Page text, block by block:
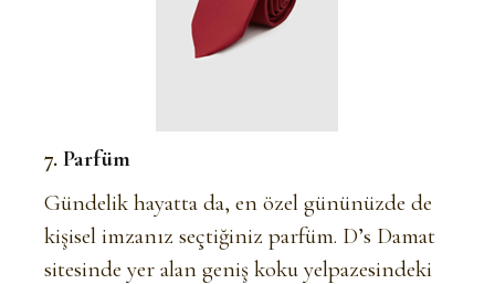
7.Parfüm
Gündelik hayatta da, en özel gününüzde de
kişisel imzanız seçtiğiniz parfüm. D’s Damat
sitesinde yer alan geniş koku yelpazesindeki